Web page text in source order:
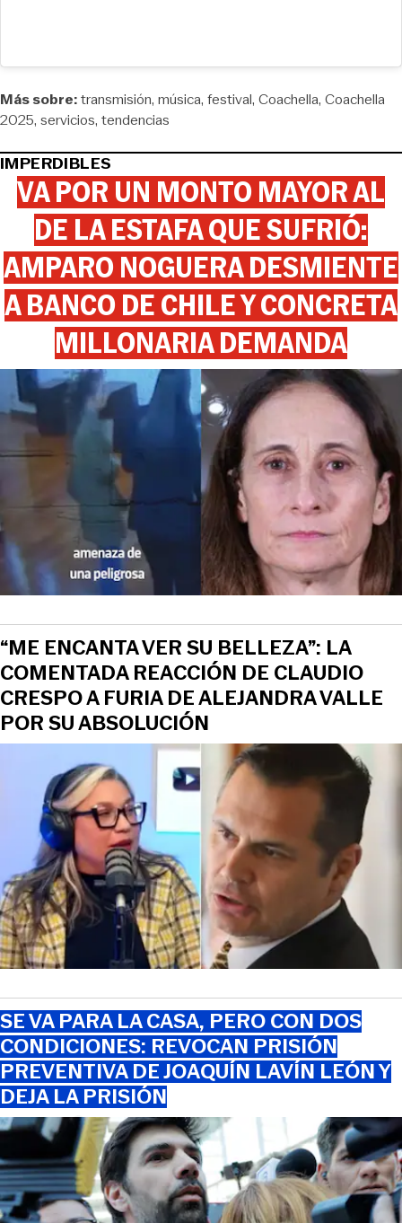
View this post on Instagram
Más sobre:transmisión música festival Coachella Coachella
2025 servicios tendencias
IMPERDIBLES
VA POR UN MONTO MAYOR AL
DE LA ESTAFA QUE SUFRIÓ:
AMPARO NOGUERA DESMIENTE
A BANCO DE CHILE Y CONCRETA
MILLONARIA DEMANDA
“ME ENCANTA VER SU BELLEZA”: LA
COMENTADA REACCIÓN DE CLAUDIO
CRESPO A FURIA DE ALEJANDRA VALLE
POR SU ABSOLUCIÓN
SE VA PARA LA CASA, PERO CON DOS
CONDICIONES: REVOCAN PRISIÓN
PREVENTIVA DE JOAQUÍN LAVÍN LEÓN Y
DEJA LA PRISIÓN